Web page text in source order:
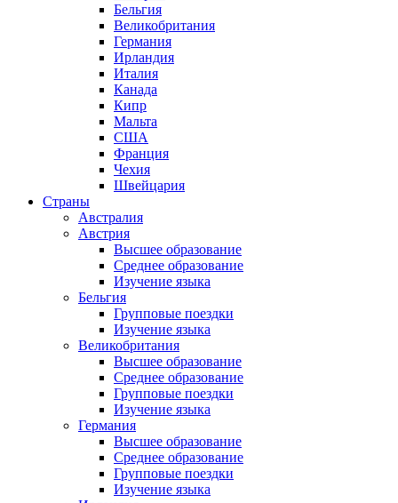
Бельгия
Великобритания
Германия
Ирландия
Италия
Канада
Кипр
Мальта
США
Франция
Чехия
Швейцария
Страны
Австралия
Австрия
Высшее образование
Среднее образование
Изучение языка
Бельгия
Групповые поездки
Изучение языка
Великобритания
Высшее образование
Среднее образование
Групповые поездки
Изучение языка
Германия
Высшее образование
Среднее образование
Групповые поездки
Изучение языка